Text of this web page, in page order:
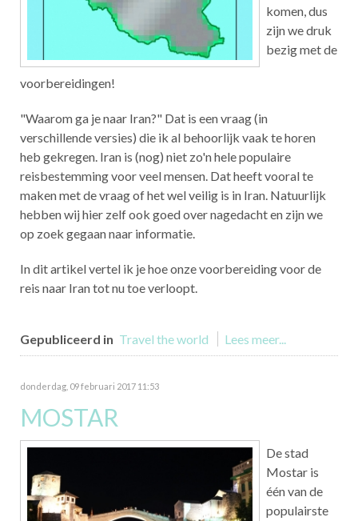
komen, dus
zijn we druk
bezig met de
voorbereidingen!
"Waarom ga je naar Iran?" Dat is een vraag (in
verschillende versies) die ik al behoorlijk vaak te horen
heb gekregen. Iran is (nog) niet zo'n hele populaire
reisbestemming voor veel mensen. Dat heeft vooral te
maken met de vraag of het wel veilig is in Iran. Natuurlijk
hebben wij hier zelf ook goed over nagedacht en zijn we
op zoek gegaan naar informatie.
In dit artikel vertel ik je hoe onze voorbereiding voor de
reis naar Iran tot nu toe verloopt.
Gepubliceerd in Travel the world Lees meer...
donderdag, 09 februari 2017 11:53
MOSTAR
De stad
Mostar is
één van de
populairste